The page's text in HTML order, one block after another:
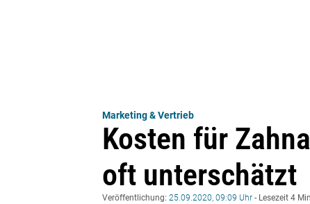
Marketing & Vertrieb
Kosten für
oft unterschätzt
Veröffentlichung: 25.09.2020, 09:09 Uhr - Lesezeit 4